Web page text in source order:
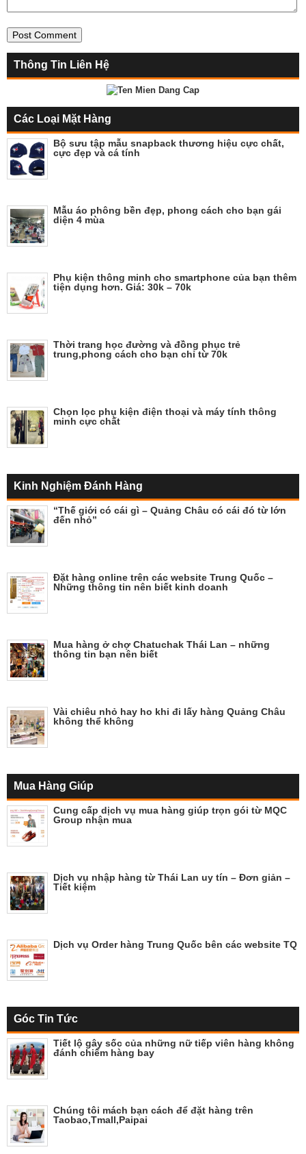
Thông Tin Liên Hệ
Các Loại Mặt Hàng
Bộ sưu tập mẫu snapback thương hiệu cực chất,
cực đẹp và cá tính
Mẫu áo phông bền đẹp, phong cách cho bạn gái
diện 4 mùa
Phụ kiện thông minh cho smartphone của bạn thêm
tiện dụng hơn. Giá: 30k – 70k
Thời trang học đường và đồng phục trẻ
trung,phong cách cho bạn chỉ từ 70k
Chọn lọc phụ kiện điện thoại và máy tính thông
minh cực chất
Kinh Nghiệm Đánh Hàng
“Thế giới có cái gì – Quảng Châu có cái đó từ lớn
đến nhỏ”
Đặt hàng online trên các website Trung Quốc –
Những thông tin nên biết kinh doanh
Mua hàng ở chợ Chatuchak Thái Lan – những
thông tin bạn nên biết
Vài chiêu nhỏ hay ho khi đi lấy hàng Quảng Châu
không thể không
Mua Hàng Giúp
Cung cấp dịch vụ mua hàng giúp trọn gói từ MQC
Group nhận mua
Dịch vụ nhập hàng từ Thái Lan uy tín – Đơn giản –
Tiết kiệm
Dịch vụ Order hàng Trung Quốc bên các website TQ
Góc Tin Tức
Tiết lộ gây sốc của những nữ tiếp viên hàng không
đánh chiếm hàng bay
Chúng tôi mách bạn cách để đặt hàng trên
Taobao,Tmall,Paipai